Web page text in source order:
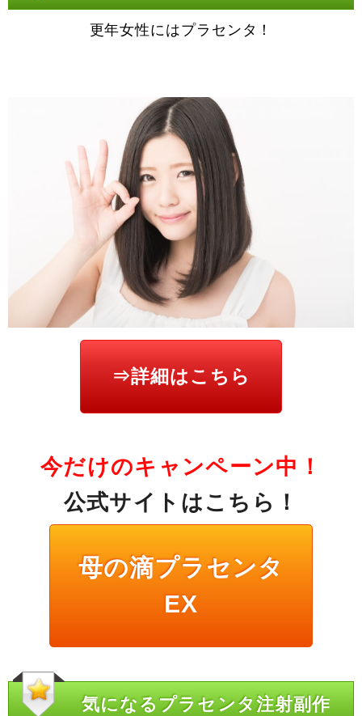
更年女性にはプラセンタ！
⇒詳細はこちら
今だけのキャンペーン中！
公式サイトはこちら！
母の滴プラセンタ
EX
気になるプラセンタ注射副作